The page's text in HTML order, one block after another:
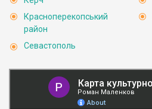
Красноперекопський
район
Севастополь